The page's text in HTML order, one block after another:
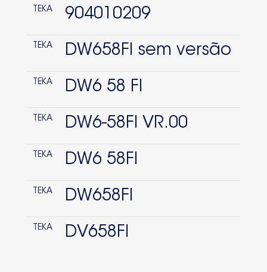
TEKA 904010209
TEKA DW658FI sem versão
TEKA DW6 58 FI
TEKA DW6-58FI VR.00
TEKA DW6 58FI
TEKA DW658FI
TEKA DV658FI